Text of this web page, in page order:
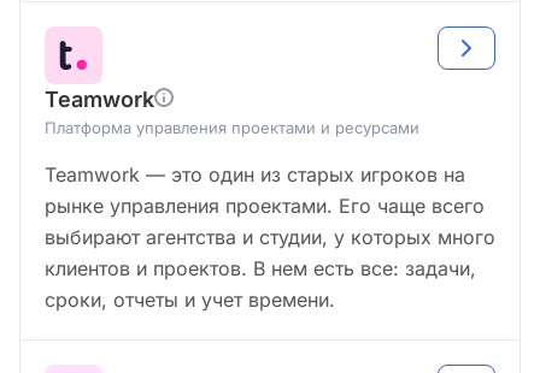
Teamwork
Платформа управления проектами и ресурсами
Teamwork — это один из старых игроков на
рынке управления проектами. Его чаще всего
выбирают агентства и студии, у которых много
клиентов и проектов. В нем есть все: задачи,
сроки, отчеты и учет времени.